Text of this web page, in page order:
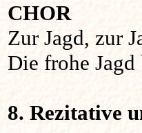
CHOR
Zur Jagd, zur
Die frohe
8. Rezitative